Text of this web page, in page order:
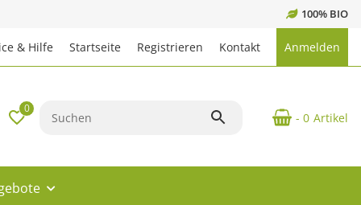
100% BIO
& Hilfe Startseite Registrieren Kontakt Anmelden
0
- 0 Artikel